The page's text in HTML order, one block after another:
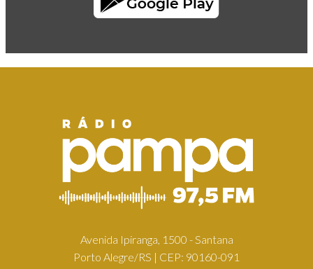
Avenida Ipiranga, 1500 - Santana
Porto Alegre/RS | CEP: 90160-091